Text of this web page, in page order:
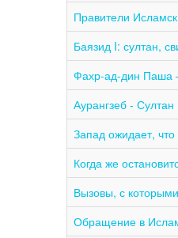
Правители
Баязид I: султан,
Фахр-ад-дин Паша
Аурангзеб -
Запад ожидает,
Когда же
Вызовы, с
Обращение в